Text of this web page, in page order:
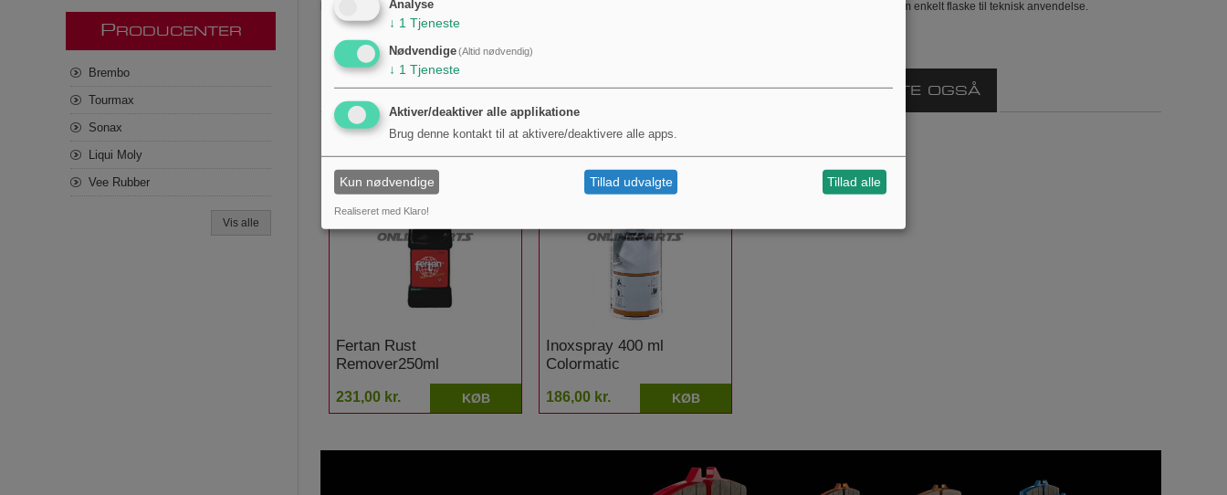
Fjern oplysninger om kartoneenheder eller grossistpakker fra slutbrugerinformationen; produktet sælges som enkelt flaske til teknisk anvendelse.
KUNDER DER HAR KØBT DENNE VARE KØBTE OGSÅ
Fertan Rust
Remover250ml
231,00 kr. KØB
Inoxspray 400 ml
Colormatic
186,00 kr. KØB
P RODUCENTER
Brembo
Tourmax
Sonax
Liqui Moly
Vee Rubber
Vis alle
Analyse
↓ 1 Tjeneste
Nødvendige(Altid nødvendig)
↓ 1 Tjeneste
Aktiver/deaktiver alle applikatione
Brug denne kontakt til at aktivere/deaktivere alle apps.
Kun nødvendige Tillad udvalgte Tillad alle
Realiseret med Klaro!